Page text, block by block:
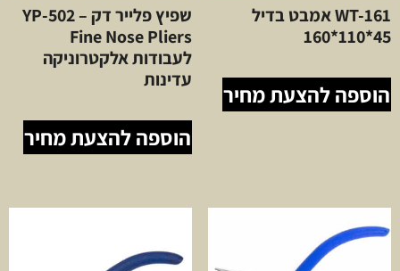
WT-161 אמבט בדיל
45*110*160
הוספה להצעת מחיר
שפיץ פלייר דק YP-502 –
Fine Nose Pliers
לעבודות אלקטרוניקה
עדינות
הוספה להצעת מחיר